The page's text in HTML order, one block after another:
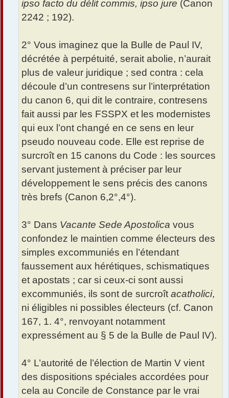
ipso facto du délit commis, ipso jure (Canon
2242 ; 192).
2° Vous imaginez que la Bulle de Paul IV,
décrétée à perpétuité, serait abolie, n’aurait
plus de valeur juridique ; sed contra : cela
découle d’un contresens sur l’interprétation
du canon 6, qui dit le contraire, contresens
fait aussi par les FSSPX et les modernistes
qui eux l’ont changé en ce sens en leur
pseudo nouveau code. Elle est reprise de
surcroît en 15 canons du Code : les sources
servant justement à préciser par leur
développement le sens précis des canons
très brefs (Canon 6,2°,4°).
3° Dans Vacante Sede Apostolica vous
confondez le maintien comme électeurs des
simples excommuniés en l’étendant
faussement aux hérétiques, schismatiques
et apostats ; car si ceux-ci sont aussi
excommuniés, ils sont de surcroît acatholici,
ni éligibles ni possibles électeurs (cf. Canon
167, 1. 4°, renvoyant notamment
expressément au § 5 de la Bulle de Paul IV).
4° L’autorité de l’élection de Martin V vient
des dispositions spéciales accordées pour
cela au Concile de Constance par le vrai